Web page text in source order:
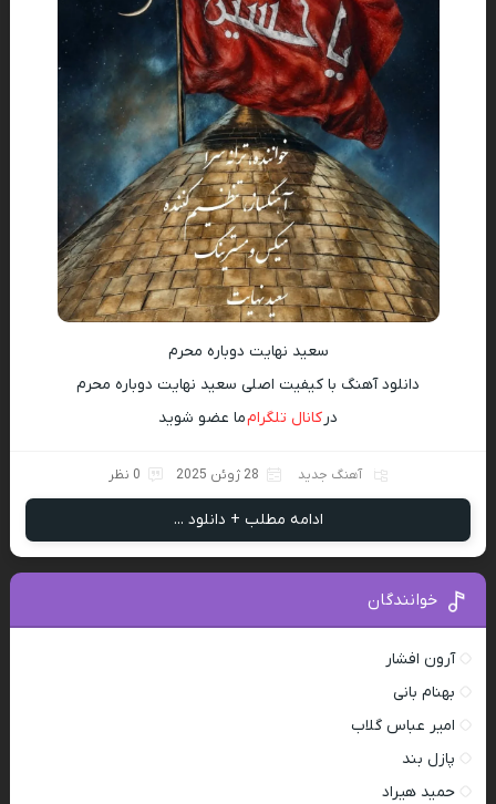
سعید نهایت دوباره محرم
دانلود آهنگ با کیفیت اصلی سعید نهایت دوباره محرم
درکانال تلگرامما عضو شوید
آهنگ جدید 28 ژوئن 2025 0 نظر
ادامه مطلب + دانلود ...
خوانندگان
آرون افشار
بهنام بانی
امیر عباس گلاب
پازل بند
حمید هیراد